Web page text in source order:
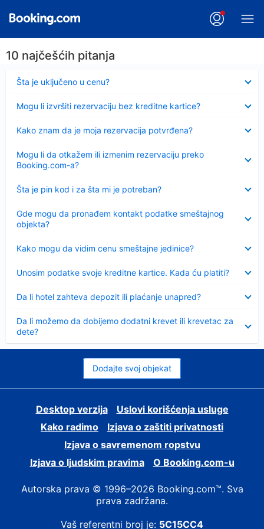
10 najčešćih pitanja
Šta je uključeno u cenu?
Sažeto
Mogu li izvršiti rezervaciju bez kreditne kartice?
Kako znam da je moja rezervacija potvrđena?
Mogu li da otkažem ili izmenim rezervaciju preko
Booking.com-a?
Šta je pin kod i za šta mi je potreban?
Sažeto
Gde mogu da pronađem kontakt podatke smeštajnog
objekta?
Kako mogu da vidim cenu smeštajne jedinice?
Unosim podatke svoje kreditne kartice. Kada ću platiti?
Da li hotel zahteva depozit ili plaćanje unapred?
Da li možemo da dobijemo dodatni krevet ili krevetac za
dete?
Dodajte svoj objekat
Desktop verzija
Uslovi korišćenja usluge
Kako radimo
Izjava o zaštiti privatnosti
Izjava o savremenom ropstvu
Izjava o ljudskim pravima
О Booking.com-u
Autorska prava © 1996–2026 Booking.com™. Sva
prava zadržana.
Vaš referentni broj je: 5C15CC4